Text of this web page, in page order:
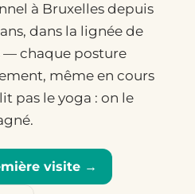
à Bruxelles depuis
dans la lignée de
— chaque posture
même en cours
pas le yoga : on le
visite →